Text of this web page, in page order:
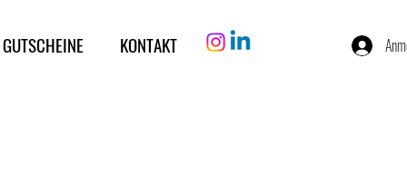
KONTAKT